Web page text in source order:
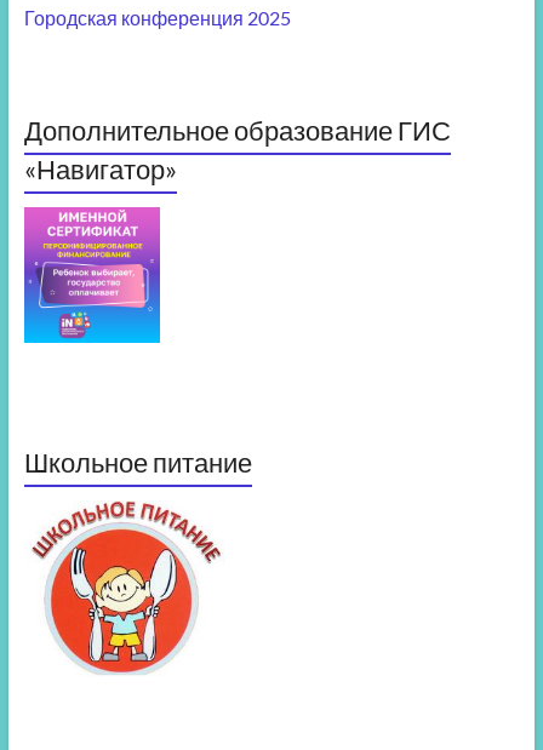
Городская конференция 2025
Дополнительное образование ГИС
«Навигатор»
Школьное питание